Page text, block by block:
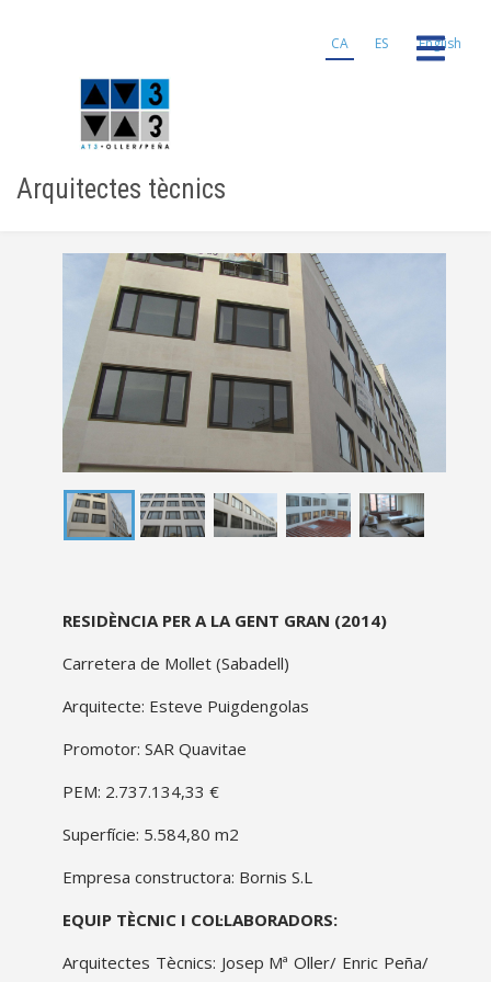
CA ES English
Arquitectes tècnics
proyecto
RESIDÈNCIA PER A LA GENT GRAN (2014)
Carretera de Mollet (Sabadell)
Arquitecte: Esteve Puigdengolas
Promotor: SAR Quavitae
PEM: 2.737.134,33 €
Superfície: 5.584,80 m2
Empresa constructora: Bornis S.L
EQUIP TÈCNIC I COL·LABORADORS:
Arquitectes Tècnics: Josep Mª Oller/ Enric Peña/